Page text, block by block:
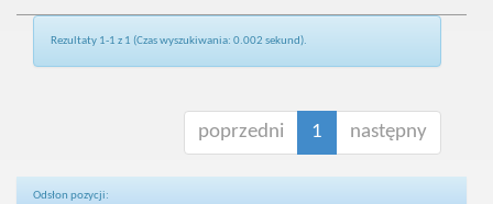
Rezultaty 1-1 z 1 (Czas wyszukiwania: 0.002 sekund).
poprzedni 1 następny
Odsłon pozycji: